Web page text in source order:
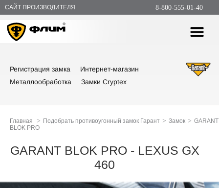
САЙТ ПРОИЗВОДИТЕЛЯ 8-800-555-01-40
Регистрация замка
Интернет-магазин
Металлообработка
Замки Cryptex
Главная > Подобрать противоугонный замок Гарант > Замок > GARANT
BLOK PRO
GARANT BLOK PRO - LEXUS GX
460